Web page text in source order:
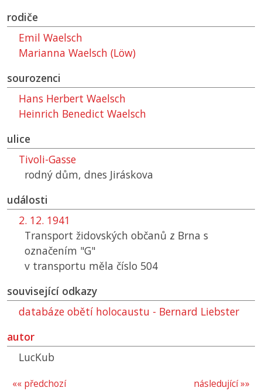
rodiče
Emil Waelsch
Marianna Waelsch (Löw)
sourozenci
Hans Herbert Waelsch
Heinrich Benedict Waelsch
ulice
Tivoli-Gasse
rodný dům, dnes Jiráskova
události
2. 12. 1941
Transport židovských občanů z Brna s
označením "G"
v transportu měla číslo 504
související odkazy
databáze obětí holocaustu - Bernard Liebster
autor
LucKub
následující »»
«« předchozí